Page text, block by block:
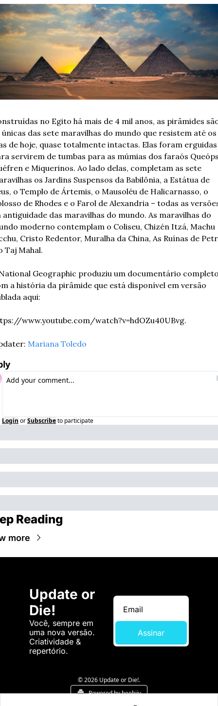
no Egito há mais de 4 mil anos, as pirâmides
únicas das sete maravilhas do mundo que resistem até os
de hoje, quase totalmente intactas. Elas foram erguidas
servirem de tumbas para as múmias dos faraós
e Miquerinos. Ao lado delas, completam as sete
os Jardins Suspensos da Babilônia, a Estátua de
o Templo de Ártemis, o Mausoléu de Halicarnasso, o
de Rhodes e o Farol de Alexandria – todas as
antiguidade das maravilhas do mundo. As maravilhas do
moderno contemplam o Coliseu, Chizén Itzá, Machu
Cristo Redentor, Muralha da China, As Ruínas de
Taj Mahal.
Geographic produziu um documentário
a história da pirâmide que está disponível em versão
aqui:
www.youtube.com/watch?v=hdOZu40UBvg.
Mariana Toledo
Login orSubscribeto participate
Reading
more
Update or
Die!
Você, sempre em
uma nova versão.
Criatividade &
repertório.
Assinar
© 2026 Update or Die!.
Powered by beehiiv